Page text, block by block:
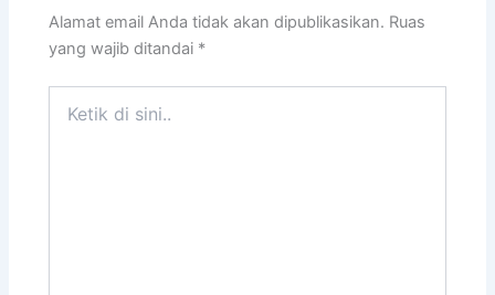
Alamat email Anda tidak akan dipublikasikan. Ruas
yang wajib ditandai *